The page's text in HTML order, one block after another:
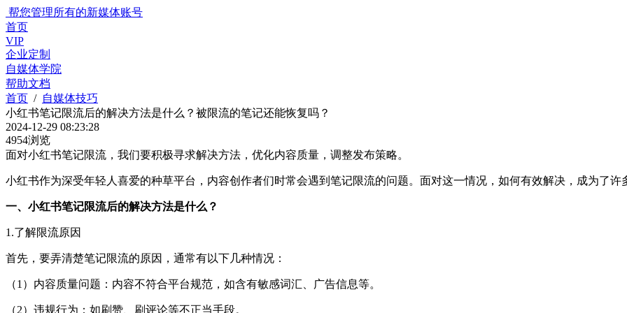
帮您管理所有的新媒体账号
首页
VIP
企业定制
自媒体学院
帮助文档
首页 / 自媒体技巧
小红书笔记限流后的解决方法是什么？被限流的笔记还能恢复吗？
2024-12-29 08:23:28
4954浏览
面对小红书笔记限流，我们要积极寻求解决方法，优化内容质量，调整发布策略。
小红书作为深受年轻人喜爱的种草平台，内容创作者们时常会遇到笔记限流的问题。面对这一情况，如何有效解决，成为了许
一、小红书笔记限流后的解决方法是什么？
1.了解限流原因
首先，要弄清楚笔记限流的原因，通常有以下几种情况：
（1）内容质量问题：内容不符合平台规范，如含有敏感词汇、广告信息等。
（2）违规行为：如刷赞、刷评论等不正当手段。